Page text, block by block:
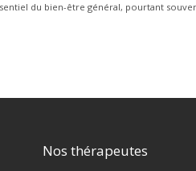
du bien-être général, pourtant
Nos thérapeutes